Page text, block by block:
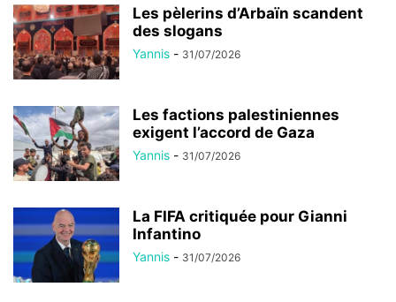
Les pèlerins d’Arbaïn scandent
des slogans
Yannis - 31/07/2026
Les factions palestiniennes
exigent l’accord de Gaza
Yannis - 31/07/2026
La FIFA critiquée pour Gianni
Infantino
Yannis - 31/07/2026